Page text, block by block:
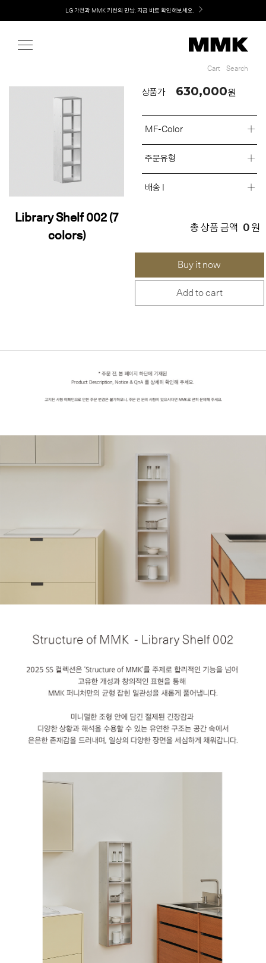
Welcome! 신규 회원가입 시 MMK Shop Coupon (총 60만원) 지급
Cart Search
Library Shelf 002 (7
colors)
상품가 630,000원
MF-Color
주문유형
배송 I
총 상품 금액 0 원
Buy it now
Add to cart